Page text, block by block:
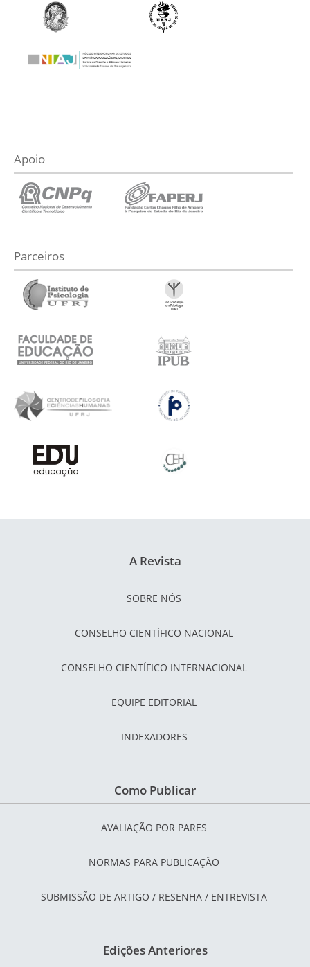
Apoio
Parceiros
A Revista
SOBRE NÓS
CONSELHO CIENTÍFICO NACIONAL
CONSELHO CIENTÍFICO INTERNACIONAL
EQUIPE EDITORIAL
INDEXADORES
Como Publicar
AVALIAÇÃO POR PARES
NORMAS PARA PUBLICAÇÃO
SUBMISSÃO DE ARTIGO / RESENHA / ENTREVISTA
Edições Anteriores